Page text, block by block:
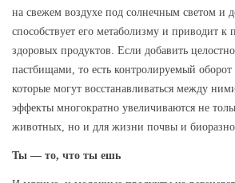
на свежем воздухе под солнечным светом и
способствует его метаболизму и приводит к
здоровых продуктов. Если добавить
пастбищами, то есть контролируемый
которые могут восстанавливаться между
эффекты многократно увеличиваются не
животных, но и для жизни почвы и
Ты — то, что ты ешь